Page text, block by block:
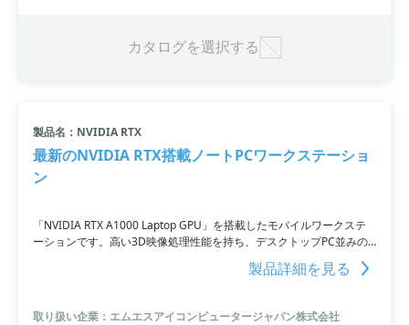
カタログを選択する
製品名：NVIDIA RTX
最新のNVIDIA RTX搭載ノートPCワークステーショ
ン
「NVIDIA RTX A1000 Laptop GPU」を搭載したモバイルワークステ
ーションです。高い3D映像処理性能を持ち、デスクトップPC並みの
高速動作が可能。メモリ32GB搭載で、3D CADや動画・画像編集ソフ
トが高速動作すると共に、大容量1TBの高速SSDが、データの読み込
ートPCでも実現できるユーザに最適です。
製品詳細を見る
取り扱い企業：エムエスアイコンピュータージャパン株式会社